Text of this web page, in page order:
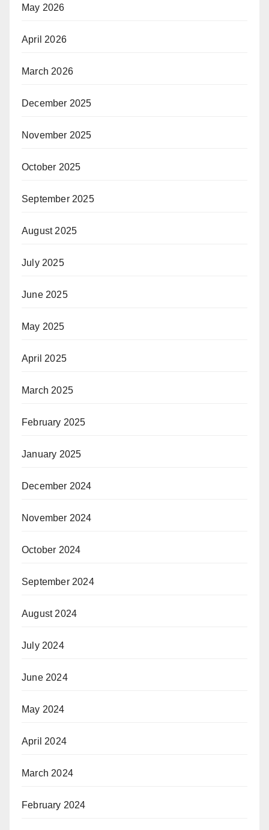
May 2026
April 2026
March 2026
December 2025
November 2025
October 2025
September 2025
August 2025
July 2025
June 2025
May 2025
April 2025
March 2025
February 2025
January 2025
December 2024
November 2024
October 2024
September 2024
August 2024
July 2024
June 2024
May 2024
April 2024
March 2024
February 2024